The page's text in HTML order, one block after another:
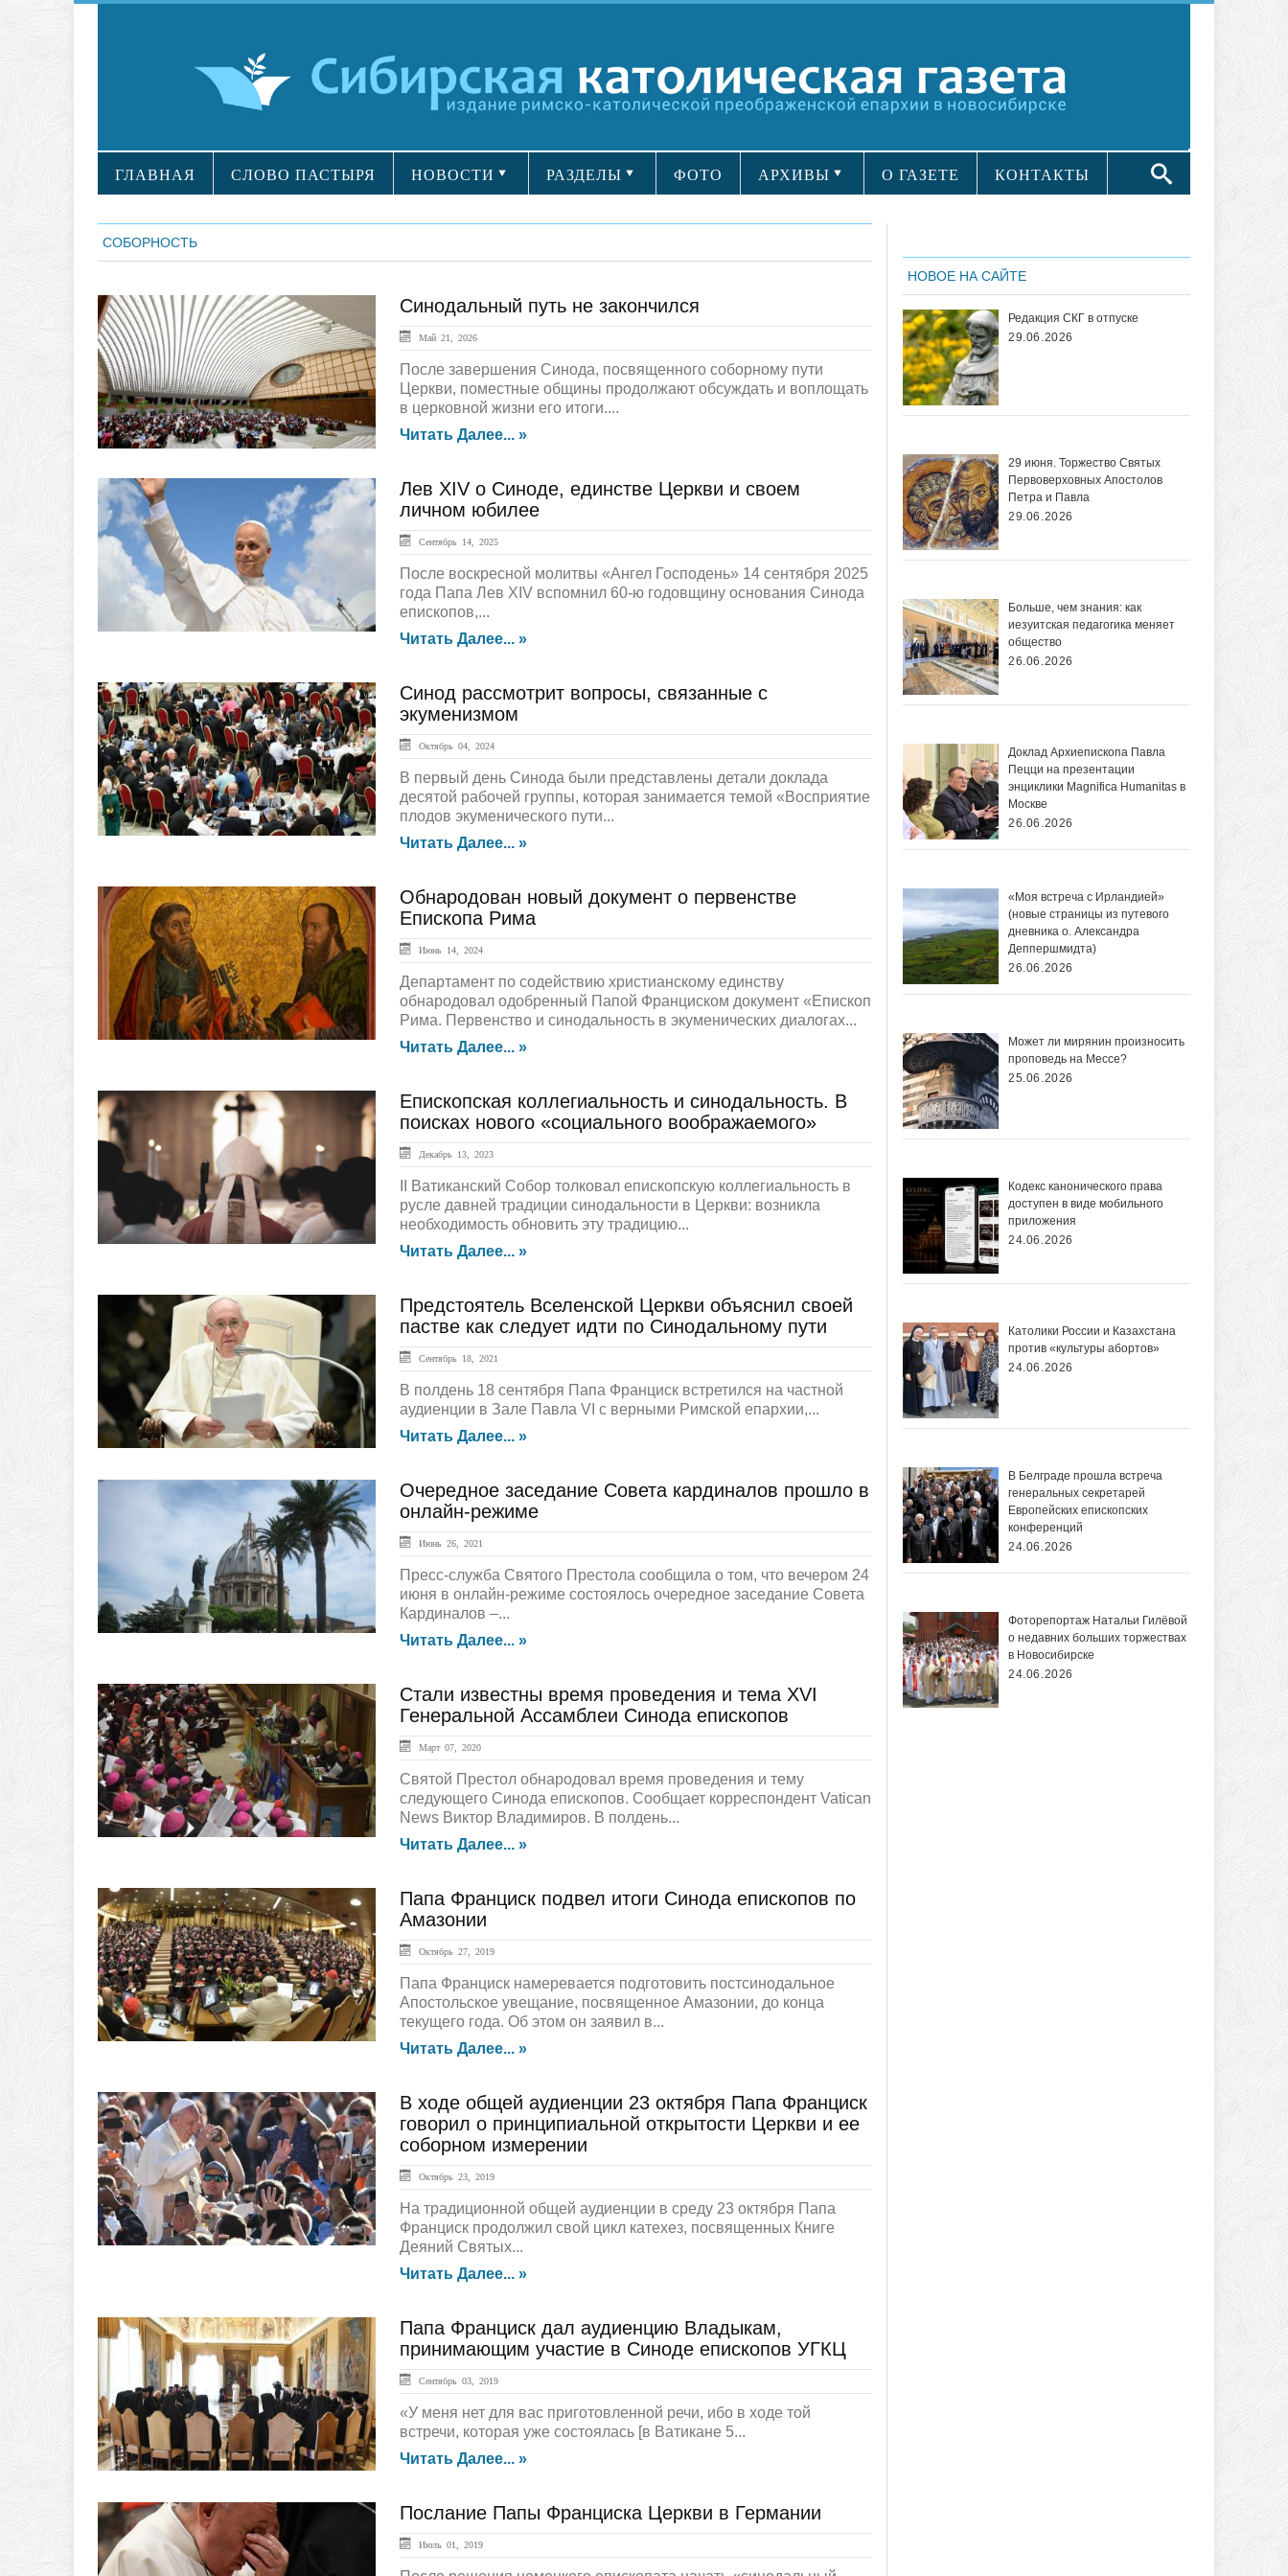
ГЛАВНАЯ СЛОВО ПАСТЫРЯ НОВОСТИ РАЗДЕЛЫ ФОТО АРХИВЫ О ГАЗЕТЕ КОНТАКТЫ
СОБОРНОСТЬ
ГЛАВНАЯ
Синодальный путь не закончился
Май 21, 2026
После завершения Синода, посвященного соборному пути
Церкви, поместные общины продолжают обсуждать и воплощать
в церковной жизни его итоги....
Читать Далее... »
ГЛАВНАЯ
Лев XIV о Синоде, единстве Церкви и своем
личном юбилее
Сентябрь 14, 2025
После воскресной молитвы «Ангел Господень» 14 сентября 2025
года Папа Лев XIV вспомнил 60-ю годовщину основания Синода
епископов,...
Читать Далее... »
ЛЕНТА НОВОСТЕЙ
Синод рассмотрит вопросы, связанные с
экуменизмом
Октябрь 04, 2024
В первый день Синода были представлены детали доклада
десятой рабочей группы, которая занимается темой «Восприятие
плодов экуменического пути...
Читать Далее... »
Документы
Обнародован новый документ о первенстве
Епископа Рима
Июнь 14, 2024
Департамент по содействию христианскому единству
обнародовал одобренный Папой Франциском документ «Епископ
Рима. Первенство и синодальность в экуменических диалогах...
Читать Далее... »
ЛЕНТА НОВОСТЕЙ
Епископская коллегиальность и синодальность. В
поисках нового «социального воображаемого»
Декабрь 13, 2023
II Ватиканский Собор толковал епископскую коллегиальность в
русле давней традиции синодальности в Церкви: возникла
необходимость обновить эту традицию...
Читать Далее... »
ЛЕНТА НОВОСТЕЙ
Предстоятель Вселенской Церкви объяснил своей
пастве как следует идти по Синодальному пути
Сентябрь 18, 2021
В полдень 18 сентября Папа Франциск встретился на частной
аудиенции в Зале Павла VI с верными Римской епархии,...
Читать Далее... »
ЛЕНТА НОВОСТЕЙ
Очередное заседание Совета кардиналов прошло в
онлайн-режиме
Июнь 26, 2021
Пресс-служба Святого Престола сообщила о том, что вечером 24
июня в онлайн-режиме состоялось очередное заседание Совета
Кардиналов –...
Читать Далее... »
ЛЕНТА НОВОСТЕЙ
Стали известны время проведения и тема XVI
Генеральной Ассамблеи Синода епископов
Март 07, 2020
Святой Престол обнародовал время проведения и тему
следующего Синода епископов. Сообщает корреспондент Vatican
News Виктор Владимиров. В полдень...
Читать Далее... »
ГЛАВНАЯ
Папа Франциск подвел итоги Синода епископов по
Амазонии
Октябрь 27, 2019
Папа Франциск намеревается подготовить постсинодальное
Апостольское увещание, посвященное Амазонии, до конца
текущего года. Об этом он заявил в...
Читать Далее... »
ЛЕНТА НОВОСТЕЙ
В ходе общей аудиенции 23 октября Папа Франциск
говорил о принципиальной открытости Церкви и ее
соборном измерении
Октябрь 23, 2019
На традиционной общей аудиенции в среду 23 октября Папа
Франциск продолжил свой цикл катехез, посвященных Книге
Деяний Святых...
Читать Далее... »
ЛЕНТА НОВОСТЕЙ
Папа Франциск дал аудиенцию Владыкам,
принимающим участие в Синоде епископов УГКЦ
Сентябрь 03, 2019
«У меня нет для вас приготовленной речи, ибо в ходе той
встречи, которая уже состоялась [в Ватикане 5...
Читать Далее... »
ЛЕНТА НОВОСТЕЙ
Послание Папы Франциска Церкви в Германии
Июль 01, 2019
НОВОЕ НА САЙТЕ
Редакция СКГ в отпуске
29.06.2026
29 июня. Торжество Святых
Первоверховных Апостолов
Петра и Павла
29.06.2026
Больше, чем знания: как
иезуитская педагогика меняет
общество
26.06.2026
Доклад Архиепископа Павла
Пецци на презентации
энциклики Magnifica Нumanitas в
Москве
26.06.2026
«Моя встреча с Ирландией»
(новые страницы из путевого
дневника о. Александра
Деппершмидта)
26.06.2026
Может ли мирянин произносить
проповедь на Мессе?
25.06.2026
Кодекс канонического права
доступен в виде мобильного
приложения
24.06.2026
Католики России и Казахстана
против «культуры абортов»
24.06.2026
В Белграде прошла встреча
генеральных секретарей
Европейских епископских
конференций
24.06.2026
Фоторепортаж Натальи Гилёвой
о недавних больших торжествах
в Новосибирске
24.06.2026